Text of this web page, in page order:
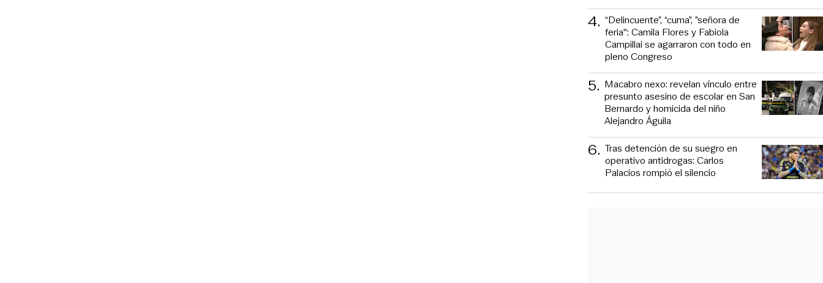
4. “Delincuente”, “cuma”, ”señora de
feria": Camila Flores y Fabiola
Campillai se agarraron con todo en
pleno Congreso
5. Macabro nexo: revelan vínculo entre
presunto asesino de escolar en San
Bernardo y homicida del niño
Alejandro Águila
6. Tras detención de su suegro en
operativo antidrogas: Carlos
Palacios rompió el silencio